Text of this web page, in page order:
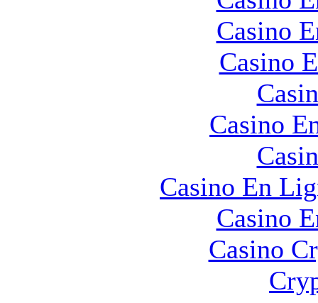
Casino
Casino
Casino
Casino En
Casino
Casino